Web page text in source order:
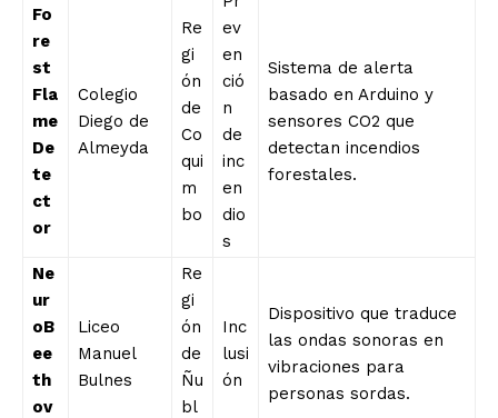
Fo
re
st
Fla
me
De
te
ct
or
Colegio
Diego de
Almeyda
Re
gi
ón
de
Co
qui
m
bo
ev
en
ció
n
de
inc
en
dio
s
Sistema de alerta
basado en Arduino y
sensores CO2 que
detectan incendios
forestales.
Ne
ur
oB
ee
th
ov
Liceo
Manuel
Bulnes
Re
gi
ón
de
Ñu
bl
Inc
lusi
ón
Dispositivo que traduce
las ondas sonoras en
vibraciones para
personas sordas.